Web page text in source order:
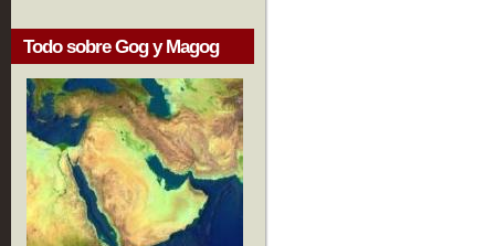
Todo sobre Gog y Magog